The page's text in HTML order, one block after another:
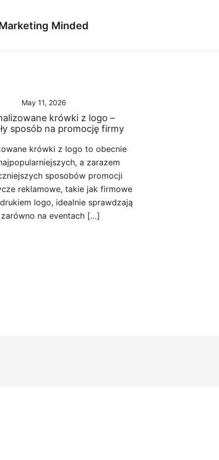
Minded
May 11, 2026
krówki z logo –
sposób na promocję firmy
krówki z logo to obecnie
a zarazem
sposobów promocji
reklamowe, takie jak firmowe
logo, idealnie sprawdzają
zarówno na eventach […]